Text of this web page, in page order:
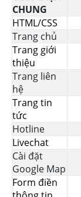
CHUNG
HTML/CSS
Trang chủ
Trang giới
thiệu
Trang liên
hệ
Trang tin
tức
Hotline
Livechat
Cài đặt
Google Map
Form điền